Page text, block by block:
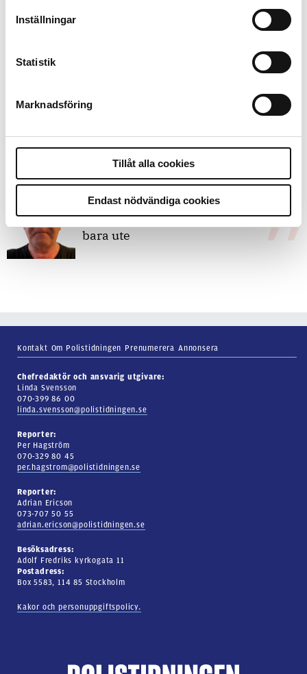
Inställningar
Statistik
Marknadsföring
Tillåt alla cookies
Endast nödvändiga cookies
Det är inte evidenskrav som
Debatt:Med för höga krav på evidens
kan polisen inte göra något alls
15 juni 2026
Mats Johansson:Poliser behövs inte
bara ute
Kontakt Om Polistidningen Prenumerera Annonsera
Chefredaktör och ansvarig utgivare:
Linda Svensson
070-399 86 00
linda.svensson@polistidningen.se
Reporter:
Per Hagström
070-329 80 45
per.hagstrom@polistidningen.se
Reporter:
Adrian Ericson
073-707 50 55
adrian.ericson@polistidningen.se
Besöksadress:
Adolf Fredriks kyrkogata 11
Postadress:
Box 5583, 114 85 Stockholm
Kakor och personuppgiftspolicy.